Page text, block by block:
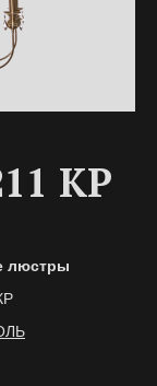
КР
люстры